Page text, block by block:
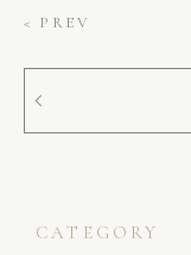
< PREV
CATEGORY